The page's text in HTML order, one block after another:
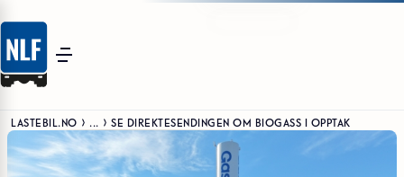
LASTEBIL.NO ... SE DIREKTESENDINGEN OM BIOGASS I OPPTAK